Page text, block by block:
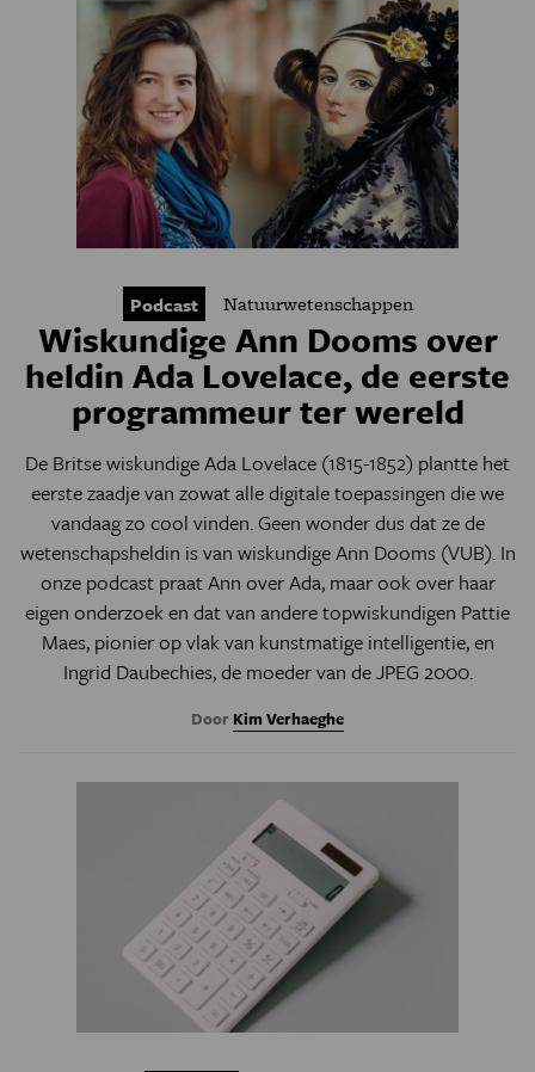
Podcast Natuurwetenschappen
Wiskundige Ann Dooms over
heldin Ada Lovelace, de eerste
programmeur ter wereld
De Britse wiskundige Ada Lovelace (1815-1852) plantte het
eerste zaadjevan zowat alle digitale toepassingen die we
vandaag zo cool vinden. Geen wonder dus dat ze de
wetenschapsheldin is van wiskundige Ann Dooms (VUB). In
onze podcast praat Ann over Ada, maar ook over haar
eigen onderzoek en dat van andere topwiskundigen Pattie
Maes, pionier op vlak van kunstmatige intelligentie, en
Ingrid Daubechies, de moeder van de JPEG 2000.
Door Kim Verhaeghe